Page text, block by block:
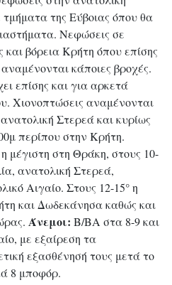
της Εύβοιας όπου θα
Νεφώσεις σε
βόρεια Κρήτη όπου επίσης
κάποιες βροχές.
επίσης και για αρκετά
Χιονοπτώσεις αναμένονται
Στερεά και κυρίως
περίπου στην Κρήτη.
μέγιστη στη Θράκη, στους 10-
ανατολική Στερεά,
Αιγαίο. Στους 12-15° η
και Δωδεκάνησα καθώς και
Άνεμοι: Β/ΒΑ στα 8-9 και
με εξαίρεση τα
εξασθένησή τους μετά το
8 μποφόρ.